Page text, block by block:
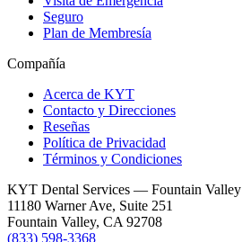
Seguro
Plan de Membresía
Compañía
Acerca de KYT
Contacto y Direcciones
Reseñas
Política de Privacidad
Términos y Condiciones
KYT Dental Services — Fountain Valley
11180 Warner Ave, Suite 251
Fountain Valley, CA 92708
(833) 598-3368